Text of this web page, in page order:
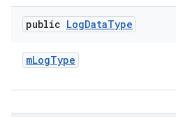
public LogDataType
mLogType